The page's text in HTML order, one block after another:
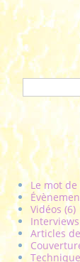
Le mot
Vidéos (6)
Articles